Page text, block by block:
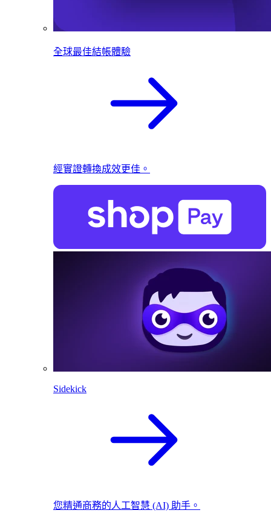
全球最佳結帳體驗
經實證轉換成效更佳。
Sidekick
您精通商務的人工智慧 (AI) 助手。